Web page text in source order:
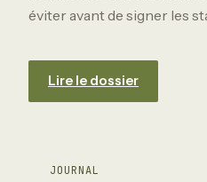
éviter avant de signer les
Lire le dossier
JOURNAL